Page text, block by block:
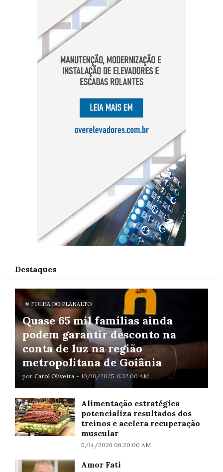
Destaques
# FOLHA DO PLANALTO
Quase 65 mil famílias ainda
podem garantir desconto na
conta de luz na região
metropolitana de Goiânia
por Carol Oliveira - 10/10/2025 11:32:00 AM
Alimentação estratégica
potencializa resultados dos
treinos e acelera recuperação
muscular
5/14/2026 06:20:00 AM
Amor Fati